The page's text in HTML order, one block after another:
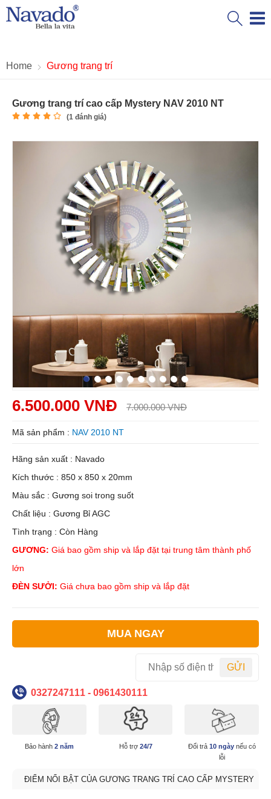
Home Gương trang trí
Gương trang trí cao cấp Mystery NAV 2010 NT
(1 đánh giá)
6.500.000 VNĐ 7.000.000 VNĐ
Mã sản phẩm : NAV 2010 NT
Hãng sản xuất : Navado
Kích thước : 850 x 850 x 20mm
Màu sắc : Gương soi trong suốt
Chất liệu : Gương Bỉ AGC
Tình trạng : Còn Hàng
GƯƠNG: Giá bao gồm ship và lắp đặt tại trung tâm thành phố
lớn
ĐÈN SƯỞI: Giá chưa bao gồm ship và lắp đặt
MUA NGAY
GỬI
0327247111 - 0961430111
Bảo hành 2 năm Hỗ trợ 24/7 Đổi trả 10 ngàynếu có
lỗi
ĐIỂM NỔI BẬT CỦA GƯƠNG TRANG TRÍ CAO CẤP MYSTERY